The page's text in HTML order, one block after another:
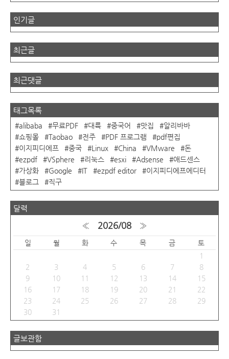
인기글
최근글
최근댓글
태그목록
alibaba 무료PDF 대륙 중국어 맛집
알리바바
쇼핑몰
Taobao 전주 PDF 프로그램
pdf편집
이지피디에프
중국 Linux China VMware
돈
ezpdf
VSphere 리눅스 esxi Adsense
애드센스
가상화
Google IT ezpdf editor
이지피디에프에디터
블로그
직구
달력
« 2026/08 »
일 월 화 수 목 금
토
1
2
3 4 5 6 7
8
9
10 11 12 13 14
15
16
17 18 19 20 21
22
23
24 25 26 27 28
29
30
31
글보관함